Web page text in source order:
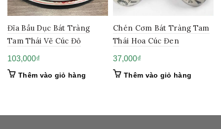
Đĩa Bầu Dục Bát Tràng
Tam Thái Vẽ Cúc Đỏ
103,000₫
Thêm vào giỏ hàng
Chén Cơm Bát Tràng Tam
Thái Hoa Cúc Đen
37,000₫
Thêm vào giỏ hàng